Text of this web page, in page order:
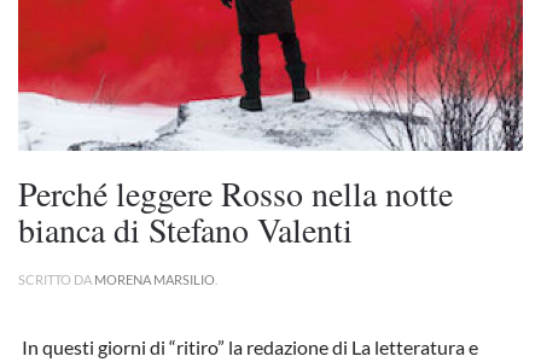
Perché leggere Rosso nella notte
bianca di Stefano Valenti
SCRITTO DA MORENA MARSILIO
In questi giorni di “ritiro” la redazione di La letteratura e